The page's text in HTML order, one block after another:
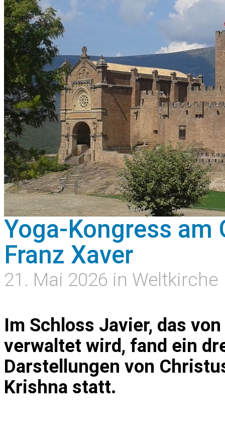
Yoga-Kongress
Franz Xaver
21. Mai 2026 in Weltkirche
Im Schloss Javier, das
verwaltet wird, fand ein
Darstellungen von
Krishna statt.